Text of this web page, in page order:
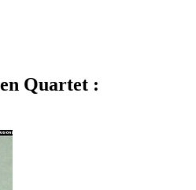
Quartet :